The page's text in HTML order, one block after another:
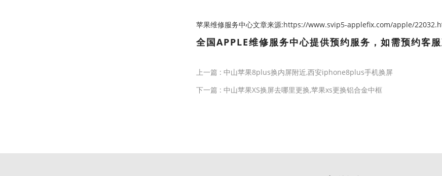
苹果维修服务中心文章来源:https://www.svip5-applefix.com/apple/
全国APPLE维修服务中心提供预约服务，如需预约客
上一篇 : 中山苹果8plus换内屏附近,西安iphone8plus手机换屏
下一篇 : 中山苹果XS换屏去哪里更换,苹果xs更换铝合金中框